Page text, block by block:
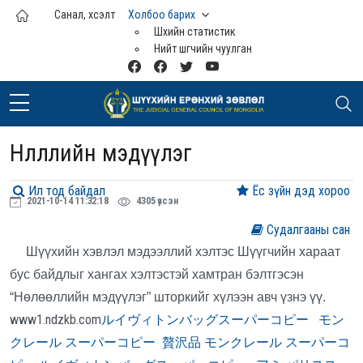
Үндсэн агуулга руу шилжих
Санал, хүсэлт
Холбоо барих
Шүүхийн статистик
Нийт шүүгчийн чуулган
Нөлөөллийн мэдүүлэг
2021-10-14 11:32:18 4305 үзсэн
Шүүхийн хэвлэл мэдээллий хэлтэс Шүүгчийн хараат
бус байдлыг хангах хэлтэстэй хамтран бэлтгэсэн
“Нөлөөллийн мэдүүлэг” шторкийг хүлээн авч үзнэ үү.
www1.ndzkb.comルイヴィトンバッグスーパーコピー
モン
クレール スーパーコピー 贅沢品 モンクレール スーパーコ
Судалгааны сан
Ёс зүйн дэд хороо
Ил тод байдал